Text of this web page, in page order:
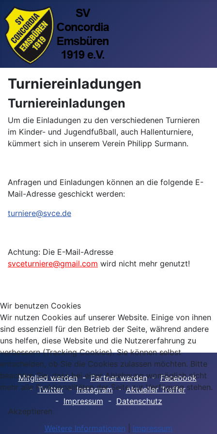
Turniereinladungen
Turniereinladungen
Um die Einladungen zu den verschiedenen Turnieren
im Kinder- und Jugendfußball, auch Hallenturniere,
kümmert sich in unserem Verein Philipp Surmann.
Anfragen und Einladungen können an die folgende E-
Mail-Adresse geschickt werden:
turniere@svce.de
Achtung: Die E-Mail-Adresse
svceturniere@gmail.com wird nicht mehr genutzt!
Mitglied werden-Partner werden-Facebook
-Twitter-Instagram-Aktueller Treffer
- Impressum - Datenschutz
Wir benutzen Cookies
Wir nutzen Cookies auf unserer Website. Einige von ihnen
sind essenziell für den Betrieb der Seite, während andere
uns helfen, diese Website und die Nutzererfahrung zu
verbessern (Tracking Cookies). Sie können selbst
entscheiden, ob Sie die Cookies zulassen möchten. Bitte
beachten Sie, dass bei einer Ablehnung womöglich nicht
mehr alle Funktionalitäten der Seite zur Verfügung stehen.
Akzeptieren
Weitere Informationen
Impressum